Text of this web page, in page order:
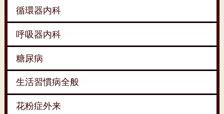
循環器内科
呼吸器内科
糖尿病
生活習慣病全般
花粉症外来